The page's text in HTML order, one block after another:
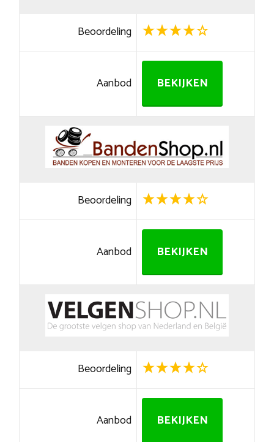
Beoordeling
Aanbod BEKIJKEN
Beoordeling
Aanbod BEKIJKEN
Beoordeling
Aanbod BEKIJKEN